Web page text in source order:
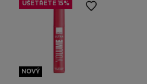
UŠETŘETE 15%
NOVÝ